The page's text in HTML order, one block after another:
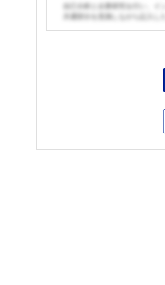
自己分析と企業研究を行い、